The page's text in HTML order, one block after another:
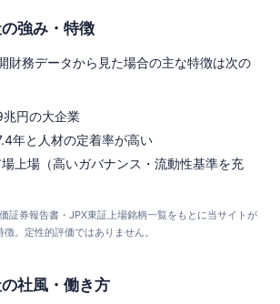
強み・特徴
財務データから見た場合の主な特徴は次の
円の大企業
年と人材の定着率が高い
上場（高いガバナンス・流動性基準を充
証券報告書・JPX東証上場銘柄一覧をもとに当サイトが
。定性的評価ではありません。
社風・働き方